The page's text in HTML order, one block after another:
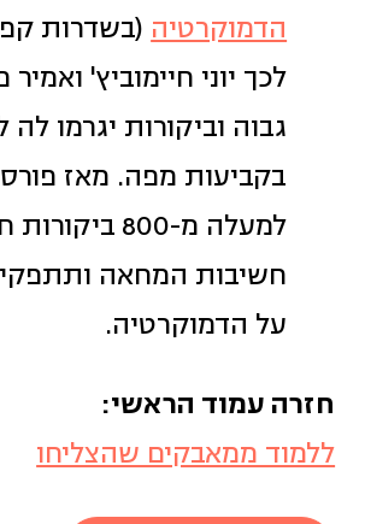
הדמוקרטיה (בשדרות
לכך יוני חיימוביץ'
גבוה וביקורות יגרמו לה
בקביעות מפה. מאז
למעלה מ-800
חשיבות המחאה
על הדמוקרטיה.
חזרה עמוד הראשי:
ללמוד ממאבקים שהצליחו